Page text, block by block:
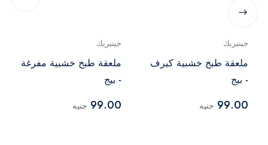
جينيريك
ملعقة طبخ خشبية كيرف
- بيج
99.00 جنيه
جينيريك
ملعقة طبخ خشبية مفرغة
- بيج
99.00 جنيه